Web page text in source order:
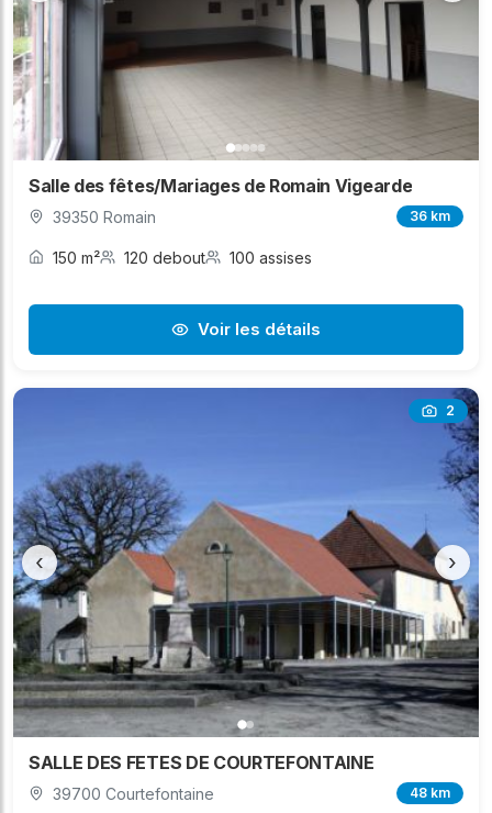
Salle des fêtes/Mariages de Romain Vigearde
39350 Romain 36 km
150 m² 120 debout 100 assises
Voir les détails
2
‹ ›
SALLE DES FETES DE COURTEFONTAINE
39700 Courtefontaine 48 km